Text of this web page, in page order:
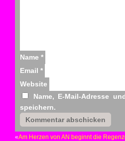
Name *
Email *
Website
Name, E-Mail-Adresse
speichern.
«Am Herzen von AN beginnt die